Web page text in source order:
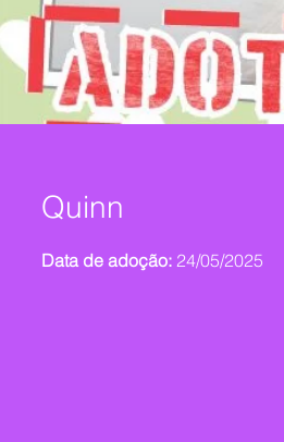
Quinn
Data de adoção: 24/05/2025